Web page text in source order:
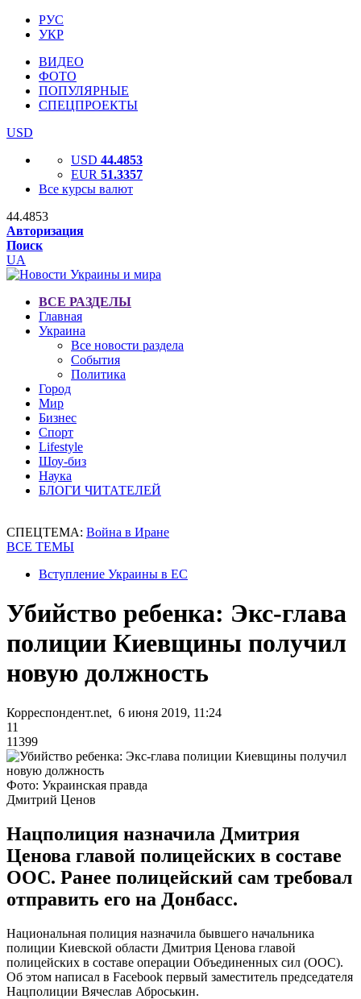
РУС
УКР
ВИДЕО
ФОТО
ПОПУЛЯРНЫЕ
СПЕЦПРОЕКТЫ
USD
USD 44.4853
EUR 51.3357
Все курсы валют
44.4853
Авторизация
Поиск
UA
ВСЕ РАЗДЕЛЫ
Главная
Украина
Все новости раздела
События
Политика
Город
Мир
Бизнес
Спорт
Lifestyle
Шоу-биз
Наука
БЛОГИ ЧИТАТЕЛЕЙ
СПЕЦТЕМА: Война в Иране
ВСЕ ТЕМЫ
Вступление Украины в ЕС
Убийство ребенка: Экс-глава
полиции Киевщины получил
новую должность
Корреспондент.net, 6 июня 2019, 11:24
11
11399
Фото: Украинская правда
Дмитрий Ценов
Нацполиция назначила Дмитрия
Ценова главой полицейских в составе
ООС. Ранее полицейский сам требовал
отправить его на Донбасс.
Национальная полиция назначила бывшего начальника
полиции Киевской области Дмитрия Ценова главой
полицейских в составе операции Объединенных сил (ООС).
Об этом написал в Facebook первый заместитель председателя
Нацполиции Вячеслав Аброськин.